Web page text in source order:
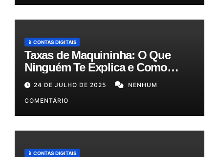
📱 CONTAS DIGITAIS
Taxas de Maquininha: O Que
Ninguém Te Explica e Como
Reduzir Seus Custos em Até
50%!
24 DE JULHO DE 2025 NENHUM
COMENTÁRIO
📱 CONTAS DIGITAIS